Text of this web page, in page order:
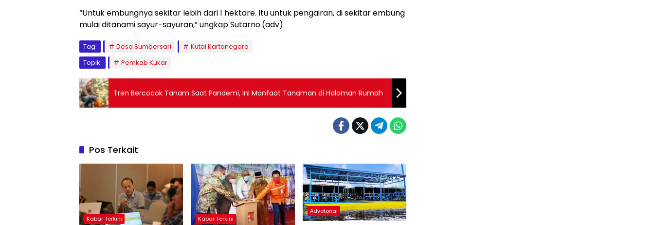
“Untuk embungnya sekitar lebih dari 1 hektare. Itu untuk pengairan, di sekitar embung
mulai ditanami sayur-sayuran,” ungkap Sutarno.(adv)
Tag: Desa Sumbersari
Kutai Kartanegara
Topik:
Pemkab Kukar
Tren Bercocok Tanam Saat Pandemi, Ini Manfaat Tanaman di Halaman Rumah
Pos Terkait
Kabar Terkini Kabar Terkini
Advetorial